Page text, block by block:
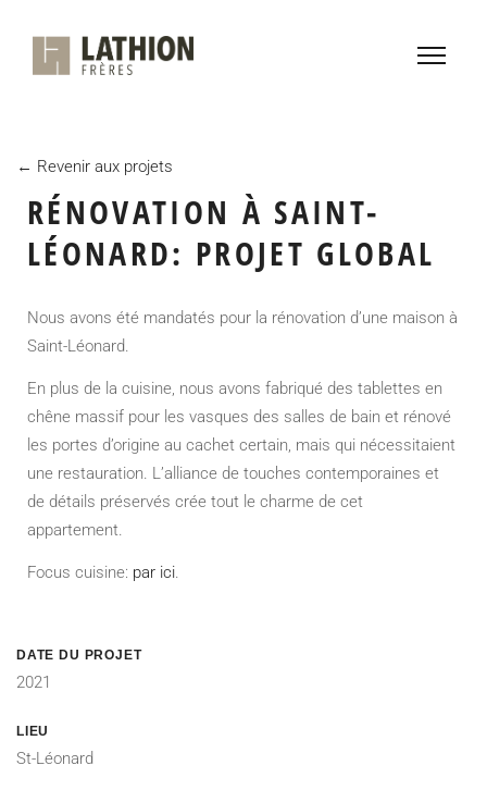
← Revenir aux projets
RÉNOVATION À SAINT-
LÉONARD: PROJET GLOBAL
Nous avons été mandatés pour la rénovation d’une maison à
Saint-Léonard.
En plus de la cuisine, nous avons fabriqué des tablettes en
chêne massif pour les vasques des salles de bain et rénové
les portes d’origine au cachet certain, mais qui nécessitaient
une restauration. L’alliance de touches contemporaines et
de détails préservés crée tout le charme de cet
appartement.
Focus cuisine: par ici.
DATE DU PROJET
2021
LIEU
St-Léonard